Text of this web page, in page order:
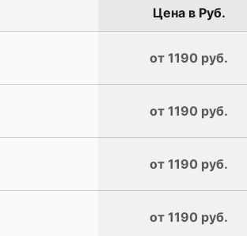
Цена в Руб.
от 1190 руб.
от 1190 руб.
от 1190 руб.
от 1190 руб.